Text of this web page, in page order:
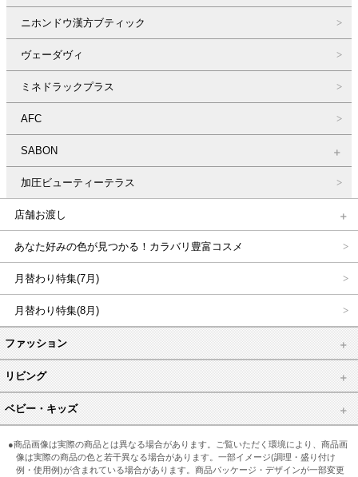
ニホンドウ漢方ブティック
ヴェーダヴィ
ミネドラックプラス
AFC
SABON
加圧ビューティーテラス
店舗お渡し
あなた好みの色が見つかる！カラバリ豊富コスメ
月替わり特集(7月)
月替わり特集(8月)
ファッション
リビング
ベビー・キッズ
●商品画像は実際の商品とは異なる場合があります。ご覧いただく環境により、商品画
像は実際の商品の色と若干異なる場合があります。一部イメージ(調理・盛り付け
例・使用例)が含まれている場合があります。商品パッケージ・デザインが一部変更